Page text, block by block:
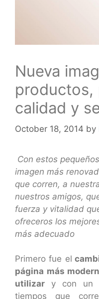
Nueva
productos,
calidad y
October 18, 2014 by
Con estos
imagen más
que corren, a
nuestros amigos,
fuerza y vitalidad
ofreceros los
más adecuado
Primero fue el
página más
utilizar y con un
tiempos que